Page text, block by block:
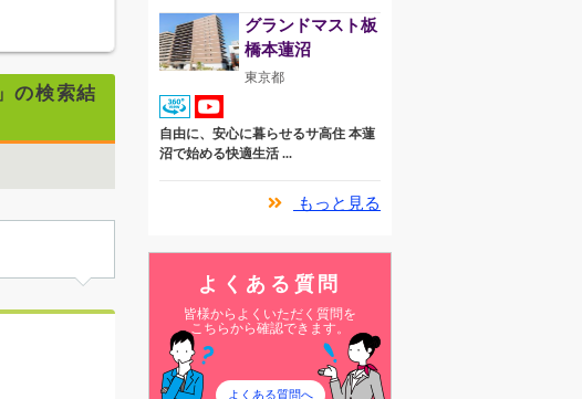
の検索結
グランドマスト板
橋本蓮沼
東京都
自由に、安心に暮らせるサ高住 本蓮
沼で始める快適生活 ...
もっと見る
よくある質問
皆様からよくいただく質問を
こちらから確認できます。
よくある質問へ